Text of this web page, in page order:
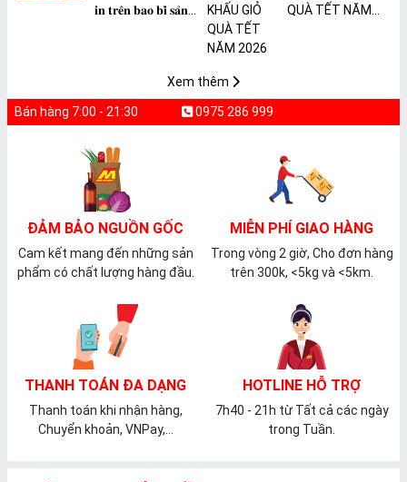
𝐢𝐧 𝐭𝐫𝐞̂𝐧 𝐛𝐚𝐨 𝐛𝐢̀ 𝐬𝐚̉𝐧
QUÀ TẾT NĂM
Xem thêm
Bán hàng 7:00 - 21:30 0975 286 999
ĐẢM BẢO NGUỒN GỐC
Cam kết mang đến những sản
phẩm có chất lượng hàng đầu.
MIỄN PHÍ GIAO HÀNG
Trong vòng 2 giờ, Cho đơn hàng
trên 300k, <5kg và <5km.
THANH TOÁN ĐA DẠNG
Thanh toán khi nhận hàng,
Chuyển khoản, VNPay,...
HOTLINE HỖ TRỢ
7h40 - 21h từ Tất cả các ngày
trong Tuần.